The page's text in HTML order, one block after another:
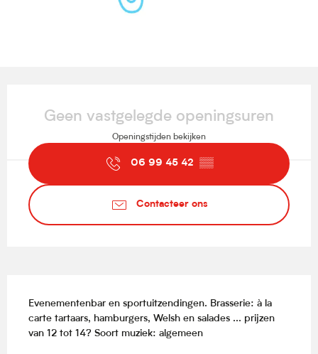
Geen vastgelegde openingsuren
Openingstijden bekijken
06 99 45 42 ▒▒
Contacteer ons
Evenementenbar en sportuitzendingen. Brasserie: à la
carte tartaars, hamburgers, Welsh en salades ... prijzen
van 12 tot 14? Soort muziek: algemeen